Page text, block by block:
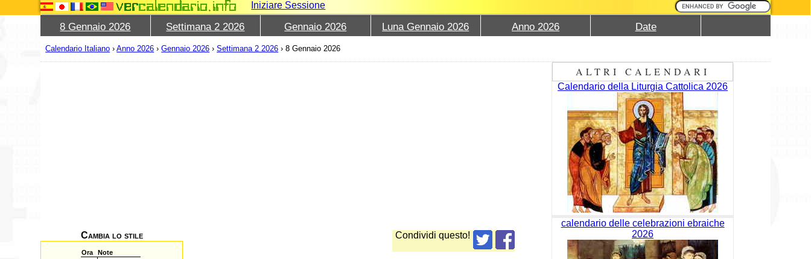
Iniziare Sessione
8 Gennaio 2026 Settimana 2 2026 Gennaio 2026 Luna Gennaio 2026 Anno 2026 Date
Calendario Italiano ›Anno 2026 ›Gennaio 2026 ›Settimana 2 2026 ›8 Gennaio 2026
Condividi questo!
Cambia lo stile
Ora Note
ALTRI CALENDARI
Calendario della Liturgia Cattolica 2026
calendario delle celebrazioni ebraiche
2026